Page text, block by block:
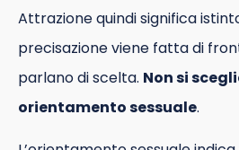
Attrazione quindi significa
precisazione viene fatta di
parlano di scelta. Non si
orientamento sessuale.